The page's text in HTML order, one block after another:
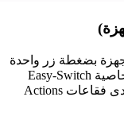
بضغطة زر واحدة
على لوحة مفاتيح ‎MX الخاصة بك باستخدام خاصية Easy-Switch
(التبديل بين الأجهزة) المُحسَّنة أو استخدام إحدى فقاعات Actions